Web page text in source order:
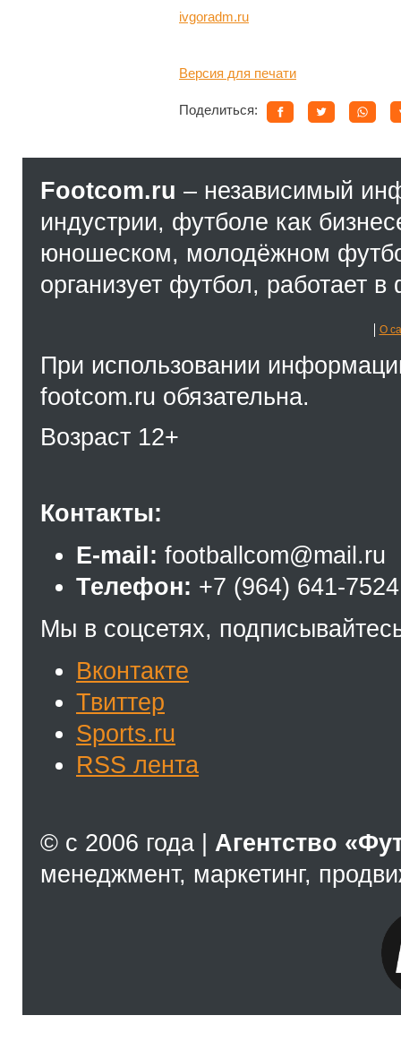
ivgoradm.ru
Версия для печати
Поделиться:
Footcom.ru – независимый
индустрии, футболе как
юношеском, молодёжном
организует футбол, работает
О
При использовании
footcom.ru обязательна.
Возраст 12+
Контакты:
E-mail: footballcom@mail.ru
Телефон: +7 (964) 641-7524
Мы в соцсетях,
Вконтакте
Твиттер
Sports.ru
RSS лента
© с 2006 года | Агентство
менеджмент, маркетинг,